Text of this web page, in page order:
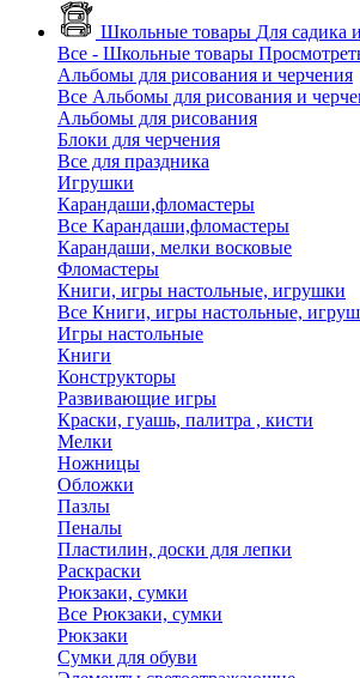
Школьные товары Для садика
Все - Школьные товары
Альбомы для рисования и черчения
Все Альбомы для рисования и
Альбомы для рисования
Блоки для черчения
Все для праздника
Игрушки
Карандаши,фломастеры
Все Карандаши,фломастеры
Карандаши, мелки восковые
Фломастеры
Книги, игры настольные, игрушки
Все Книги, игры настольные,
Игры настольные
Книги
Конструкторы
Развивающие игры
Краски, гуашь, палитра , кисти
Мелки
Ножницы
Обложки
Пазлы
Пеналы
Пластилин, доски для лепки
Раскраски
Рюкзаки, сумки
Все Рюкзаки, сумки
Рюкзаки
Сумки для обуви